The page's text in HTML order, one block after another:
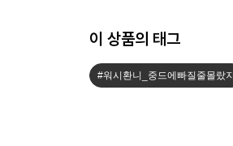
이 상품의 태그
#워시환니_중드에빠질줄몰랐지